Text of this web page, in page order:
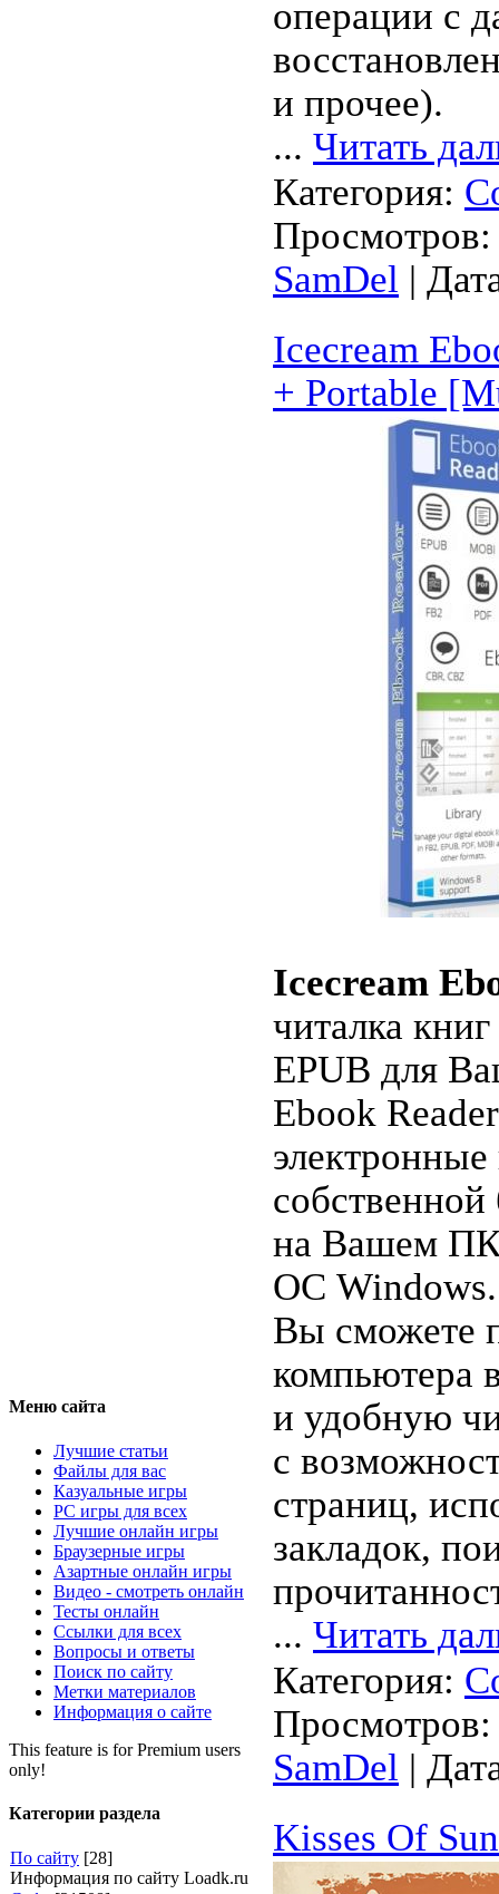
Меню сайта
Лучшие статьи
Файлы для вас
Казуальные игры
PC игры для всех
Лучшие онлайн игры
Браузерные игры
Азартные онлайн игры
Видео - смотреть онлайн
Тесты онлайн
Ссылки для всех
Вопросы и ответы
Поиск по сайту
Метки материалов
Информация о сайте
This feature is for Premium users
only!
Категории раздела
По сайту [28]
Информация по сайту Loadk.ru
операции с
и прочее).
... Читать
Категория:
SamDel |
Icecream
+ Portable
Icecream
читалка
EPUB для
Ebook
на Вашем ПК
ОС
Вы сможете
компьютера
и удобную
с
страниц,
закладок,
... Читать
Категория:
SamDel |
Kisses Of